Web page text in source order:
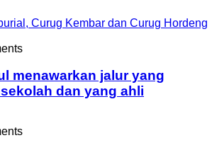
menawarkan jalur yang
dan yang ahli